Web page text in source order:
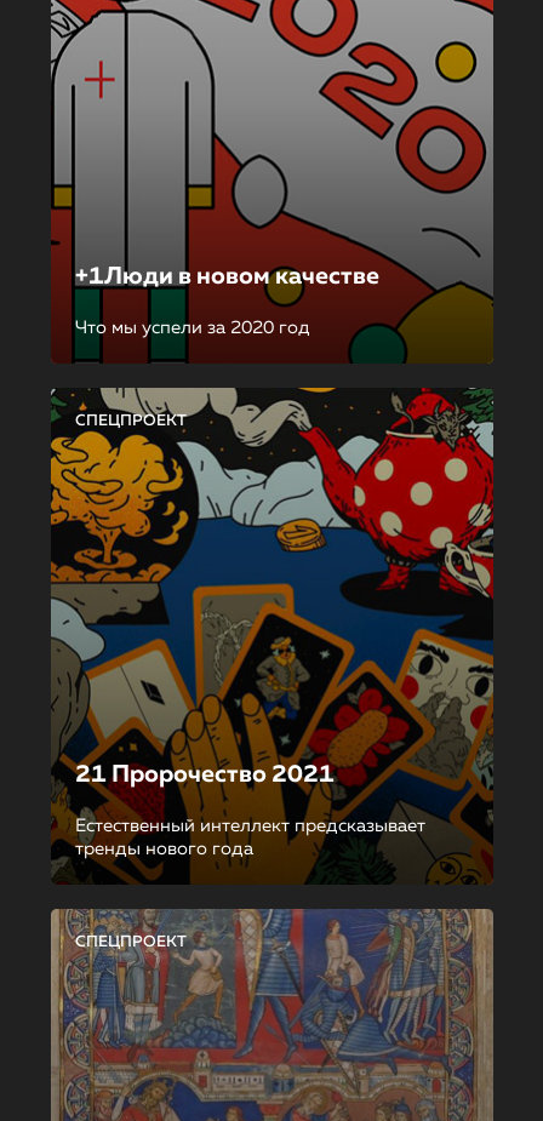
+1Люди в новом качестве
Что мы успели за 2020 год
СПЕЦПРОЕКТ
21 Пророчество 2021
Естественный интеллект предсказывает
тренды нового года
СПЕЦПРОЕКТ